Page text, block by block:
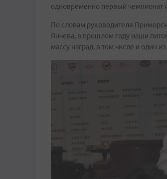
одновременно первый чемпионат
По словам руководителя
Янчева, в прошлом году наши
массу наград, в том числе и один